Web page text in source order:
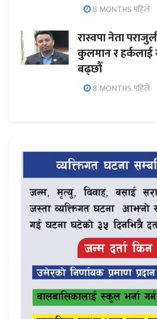
8 MONTHS पहिले
रास्वपा नेता
कुलमान र
बढ्छौँ
8 MONTHS पहिले